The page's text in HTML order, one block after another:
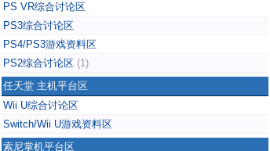
PS VR综合讨论区
PS3综合讨论区
PS4/PS3游戏资料区
PS2综合讨论区 (1)
任天堂 主机平台区
Wii U综合讨论区
Switch/Wii U游戏资料区
索尼掌机平台区